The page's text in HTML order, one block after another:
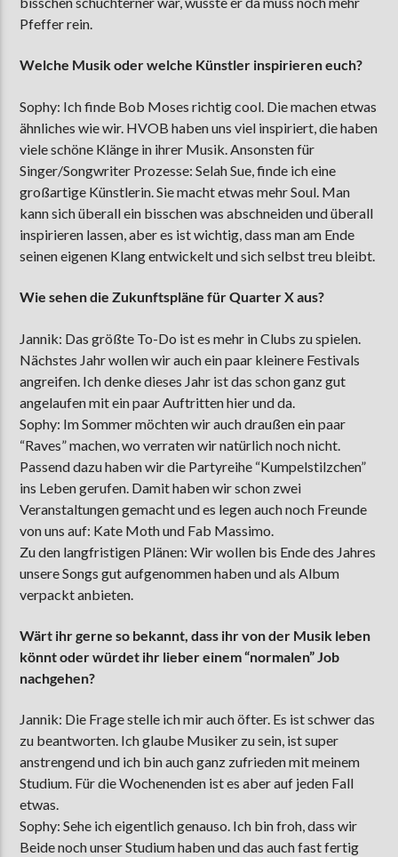
Pfeffer rein.
Welche Musik oder welche Künstler inspirieren euch?
Sophy: Ich finde Bob Moses richtig cool. Die machen etwas
ähnliches wie wir. HVOB haben uns viel inspiriert, die haben
viele schöne Klänge in ihrer Musik. Ansonsten für
Singer/Songwriter Prozesse: Selah Sue, finde ich eine
großartige Künstlerin. Sie macht etwas mehr Soul. Man
kann sich überall ein bisschen was abschneiden und überall
inspirieren lassen, aber es ist wichtig, dass man am Ende
seinen eigenen Klang entwickelt und sich selbst treu bleibt.
Wie sehen die Zukunftspläne für Quarter X aus?
Jannik: Das größte To-Do ist es mehr in Clubs zu spielen.
Nächstes Jahr wollen wir auch ein paar kleinere Festivals
angreifen. Ich denke dieses Jahr ist das schon ganz gut
angelaufen mit ein paar Auftritten hier und da.
Sophy: Im Sommer möchten wir auch draußen ein paar
“Raves” machen, wo verraten wir natürlich noch nicht.
Passend dazu haben wir die Partyreihe “Kumpelstilzchen”
ins Leben gerufen. Damit haben wir schon zwei
Veranstaltungen gemacht und es legen auch noch Freunde
von uns auf: Kate Moth und Fab Massimo.
Zu den langfristigen Plänen: Wir wollen bis Ende des Jahres
unsere Songs gut aufgenommen haben und als Album
verpackt anbieten.
Wärt ihr gerne so bekannt, dass ihr von der Musik leben
könnt oder würdet ihr lieber einem “normalen” Job
nachgehen?
Jannik: Die Frage stelle ich mir auch öfter. Es ist schwer das
zu beantworten. Ich glaube Musiker zu sein, ist super
anstrengend und ich bin auch ganz zufrieden mit meinem
Studium. Für die Wochenenden ist es aber auf jeden Fall
etwas.
Sophy: Sehe ich eigentlich genauso. Ich bin froh, dass wir
Beide noch unser Studium haben und das auch fast fertig